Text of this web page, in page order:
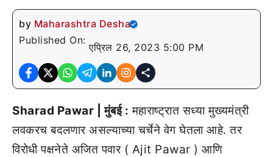
by Maharashtra Desha
Published On:
एप्रिल 26, 2023 5:00 PM
Sharad Pawar | मुंबई : महाराष्ट्रात सध्या मुख्यमंत्री
लवकरच बदलणार असल्याच्या चर्चेने वेग घेतला आहे. तर
विरोधी पक्षनेते अजित पवार ( Ajit Pawar ) आणि